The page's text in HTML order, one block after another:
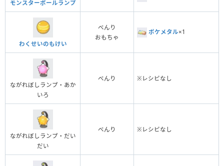
モンスターボールランプ
わくせいのもけい
べんり
おもちゃ
ポケメタル×1
ながれぼしランプ・あか
いろ
べんり ※レシピなし
ながれぼしランプ・だい
だい
べんり ※レシピなし